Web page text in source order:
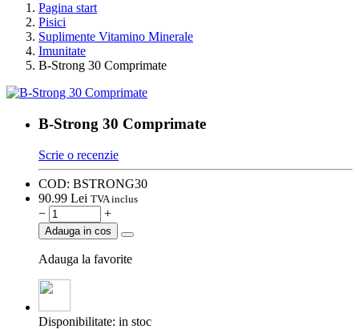
Pagina start
Pisici
Suplimente Vitamino Minerale
Imunitate
B-Strong 30 Comprimate
B-Strong 30 Comprimate
Scrie o recenzie
COD: BSTRONG30
90.99 Lei TVA inclus
− +
Adauga in cos
Adauga la favorite
Disponibilitate: in stoc